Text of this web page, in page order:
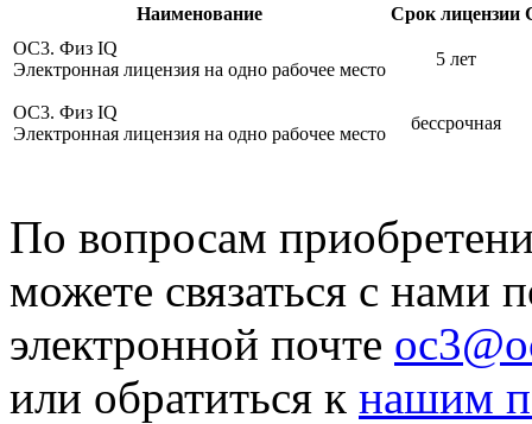
Наименование Срок лицензии
ОС3. Физ IQ
Электронная лицензия на одно рабочее место
5 лет
ОС3. Физ IQ
Электронная лицензия на одно рабочее место
бессрочная
По вопросам
можете связаться с нами
электронной почте
или обратиться к нашим